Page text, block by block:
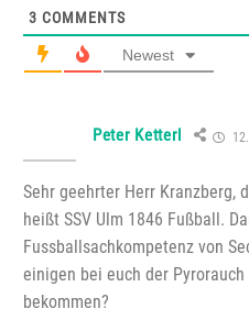
3 COMMENTS
Newest
Peter Ketterl
Sehr geehrter Herr Kranzberg,
heißt SSV Ulm 1846 Fußball.
Fussballsachkompetenz von
einigen bei euch der
bekommen?